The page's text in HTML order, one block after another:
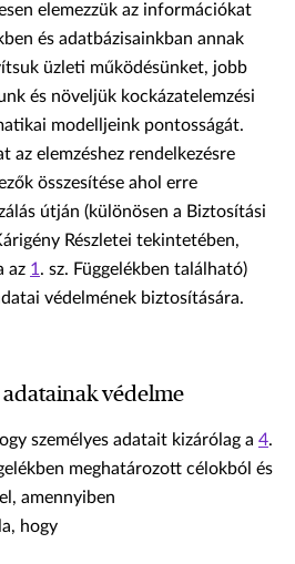
elemezzük az információkat
és adatbázisainkban annak
üzleti működésünket, jobb
és növeljük kockázatelemzési
modelljeink pontosságát.
az elemzéshez rendelkezésre
összesítése ahol erre
útján (különösen a Biztosítási
Részletei tekintetében,
az 1 . sz. Függelékben található)
védelmének biztosítására.
adatainak védelme
személyes adatait kizárólag a 4.
meghatározott célokból és
amennyiben
hogy